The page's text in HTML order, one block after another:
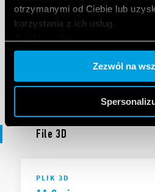
otrzymanymi od Ciebie lub
korzystania z ich usług.
Zezwól na
DEKLARACJA ZGODNOŚCI
EN|| .PDF
File 3D
PLIK 3D